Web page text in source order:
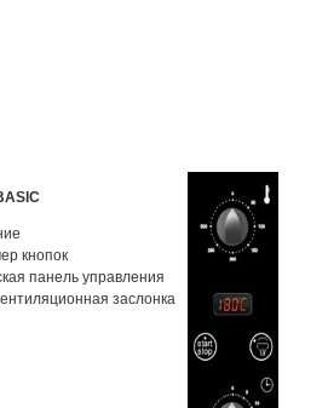
кнопок
панель управления
заслонка